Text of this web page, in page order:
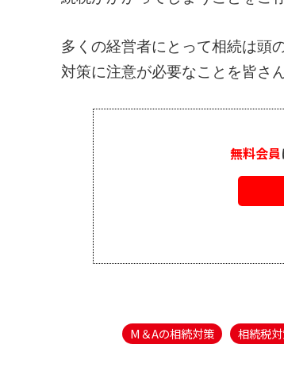
多くの経営者にとって相続は頭
対策に注意が必要なことを皆さ
無料会員
M＆Aの相続対策 相続税